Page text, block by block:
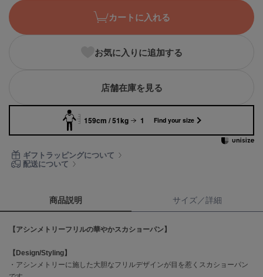
バンドリヤー
セロン
クラークス
CODE A
カートに入れる
お気に入りに追加する
店舗在庫を見る
159cm / 51kg 1 Find your size
ギフトラッピングについて
配送について
商品説明 サイズ／詳細
【アシンメトリーフリルの華やかスカショーパン】
【Design/Styling】
・アシンメトリーに施した大胆なフリルデザインが目を惹くスカショーパン